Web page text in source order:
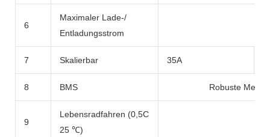
6
Maximaler Lade-/
Entladungsstrom
7 Skalierbar 35A
8 BMS Robuste
9
Lebensradfahren (0,5C
25 ℃)